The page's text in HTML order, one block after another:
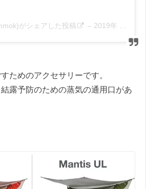
がシェアした投稿 – 2019年 2月月22日午後8時32分PST
ためのアクセサリーです。
露予防のための蒸気の通用口があ